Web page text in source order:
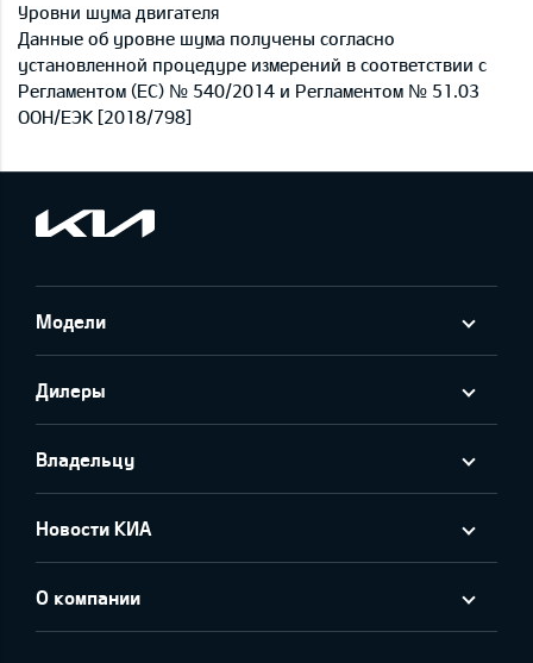
Уровни шума двигателя
Данные об уровне шума получены согласно
установленной процедуре измерений в соответствии с
Регламентом (ЕС) № 540/2014 и Регламентом № 51.03
ООН/ЕЭК [2018/798]
Модели
Дилеры
Владельцу
Новости КИА
О компании